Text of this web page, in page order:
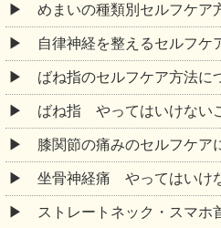
めまいの種類別セルフケア
自律神経を整えるセルフケ
ばね指のセルフケア方法に
ばね指 やってはいけない
膝関節の痛みのセルフケア
坐骨神経痛 やってはいけ
ストレートネック・スマホ